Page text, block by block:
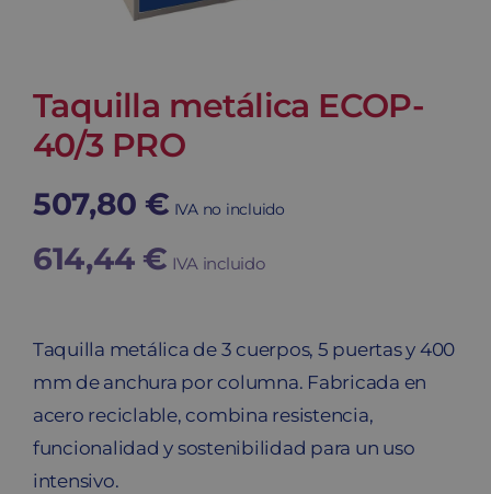
Taquilla metálica ECOP-
40/3 PRO
507,80 € IVA no incluido
614,44 € IVA incluido
Taquilla metálica de 3 cuerpos, 5 puertas y 400
mm de anchura por columna. Fabricada en
acero reciclable, combina resistencia,
funcionalidad y sostenibilidad para un uso
intensivo.